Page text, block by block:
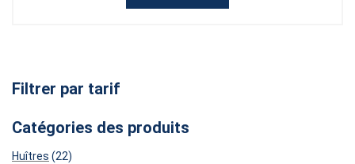
Filtrer par tarif
Catégories des produits
Huîtres 2222